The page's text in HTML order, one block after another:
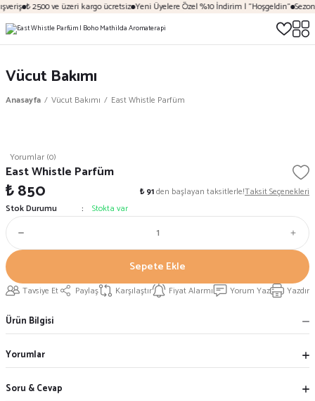
₺ 2500 ve üzeri kargo ücretsiz Yeni Üyelere Özel %10 İndirim | "Hoşgeldin"
Vücut Bakımı
Anasayfa Vücut Bakımı East Whistle Parfüm
Yorumlar (0)
East Whistle Parfüm
₺ 850 ₺ 91den başlayan taksitlerle!Taksit Seçenekleri
Stok Durumu
Stokta var
Sepete Ekle
Tavsiye Et Paylaş Karşılaştır Fiyat Alarmı Yorum Yaz Yazdır
Ürün Bilgisi
Yorumlar
Soru & Cevap